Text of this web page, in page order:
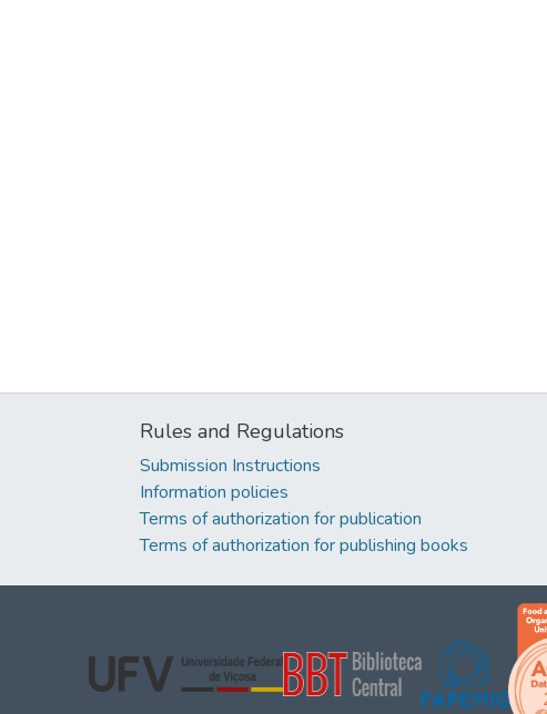
Rules and Regulations
Submission Instructions
Information policies
Terms of authorization for publication
Terms of authorization for publishing books